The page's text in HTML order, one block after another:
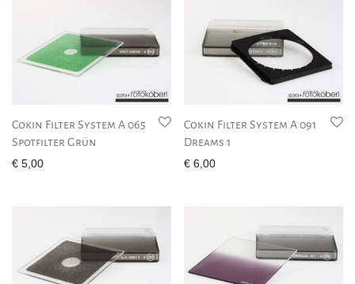
Cokin Filter System A 065
Spotfilter Grün
€ 5,00
Cokin Filter System A 091
Dreams 1
€ 6,00